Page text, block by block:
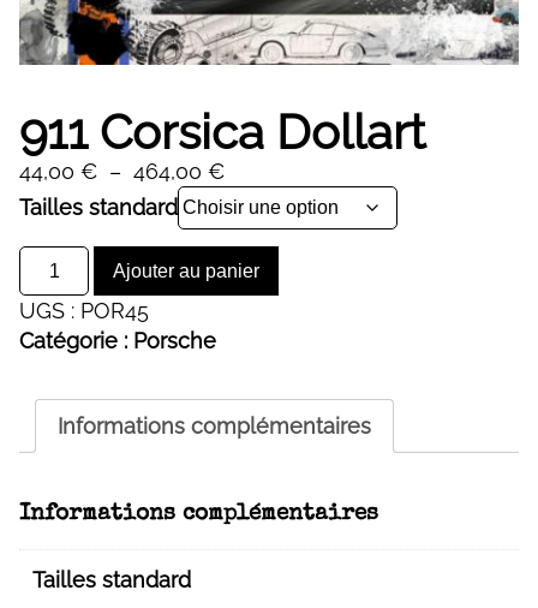
911 Corsica Dollart
44,00 € – 464,00 €Plage
de
prix :
44,00 €
à
Tailles standard
quantité
de
911
Corsica
Ajouter au panier
Alternative:
UGS : POR45
Catégorie : Porsche
Informations complémentaires
Informations complémentaires
Tailles standard